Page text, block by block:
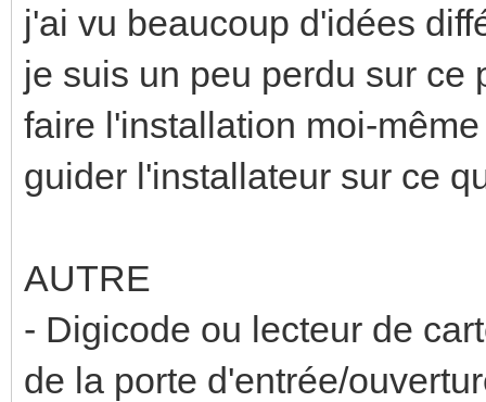
j'ai vu beaucoup d'idées
je suis un peu perdu sur ce
faire l'installation moi-
guider l'installateur sur ce
AUTRE
- Digicode ou lecteur de
de la porte d'entrée/